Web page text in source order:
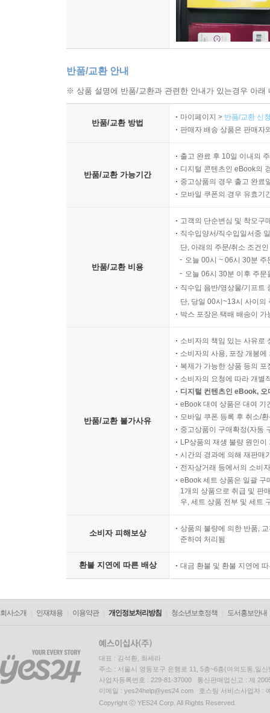
반품/교환 안내
※ 상품 설명에 반품/교환과 관련한 안내가 있는경우 아
반품/교환 방법
마이페이지 > 반품/교환 신
판매자 배송 상품은 판매자
반품/교환 가능기간
출고 완료 후 10일 이내의
디지털 콘텐츠인 eBook의
중고상품의 경우 출고 완료
모바일 쿠폰의 경우 유효기
반품/교환 비용
고객의 단순변심 및 착오구
직수입양서/직수입일서중
단, 아래의 주문/취소 조건
오늘 00시 ~ 06시 30분
오늘 06시 30분 이후 주
직수입 음반/영상물/기프트
단, 당일 00시~13시 사이의
박스 포장은 택배 배송이
반품/교환 불가사유
소비자의 책임 있는 사유로
소비자의 사용, 포장 개봉
복제가 가능한 상품 등의
소비자의 요청에 따라 개별
디지털 컨텐츠인 eBook,
eBook 대여 상품은 대여 기
모바일 쿠폰 등록 후 취소/
중고상품이 구매확정(자동
LP상품의 재생 불량 원인
시간의 경과에 의해 재판매
전자상거래 등에서의 소비
eBook 세트 상품은 일괄 구
1개의 상품으로 취급 및 판
우, 세트 상품 전부 및 세트
소비자 피해보상
상품의 불량에 의한 반품,
준하여 처리됨
환불 지연에 따른 배상 대금 환불 및 환불 지연에
회사소개 인재채용 이용약관 개인정보처리방침 청소년보호정책 도서홍보안내
대표 : 김석환, 최세라
주소 : 서울시 영등포구 은행로 11, 5층~6층(여의도동,일신
사업자등록번호 : 229-81-37000 통신판매업신고 : 제
이메일 : yes24help@yes24.com 호스팅 서비스사업자 :
Copyright ⓒ YES24 Corp. All Rights Reserved.